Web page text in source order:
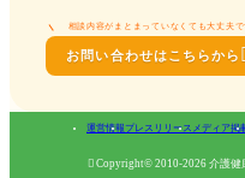
相談内容がまとまっていなくても大丈夫で
お問い合わせはこちらから
運営情報プレスリリース メディア掲
 Copyright© 2010-2026 介護健